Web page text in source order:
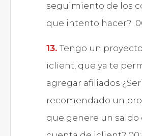
seguimiento de los
que intento hacer?
Tengo un
iclient, que ya te
agregar afiliados
recomendado un
que genere un saldo